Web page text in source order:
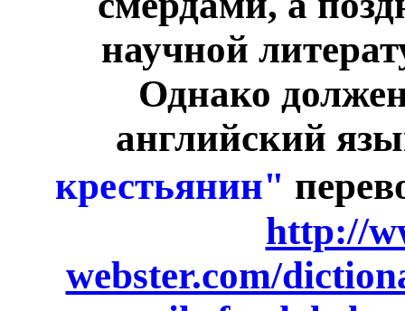
научной
Однако
английский
крестьянин"
http://
webster.com/